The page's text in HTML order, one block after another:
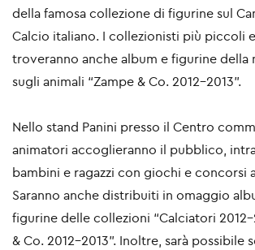
della famosa collezione di figurine sul
Calcio italiano. I collezionisti più piccoli
troveranno anche album e figurine della
sugli animali “Zampe & Co. 2012-2013”.
Nello stand Panini presso il Centro
animatori accoglieranno il pubblico,
bambini e ragazzi con giochi e concorsi
Saranno anche distribuiti in omaggio
figurine delle collezioni “Calciatori 2012-
& Co. 2012-2013”. Inoltre, sarà possibile